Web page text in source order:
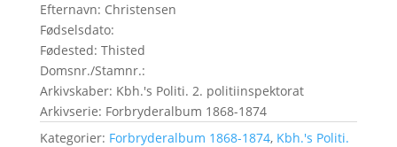
Efternavn: Christensen
Fødselsdato:
Fødested: Thisted
Domsnr./Stamnr.:
Arkivskaber: Kbh.'s Politi. 2. politiinspektorat
Arkivserie: Forbryderalbum 1868-1874
Kategorier: Forbryderalbum 1868-1874, Kbh.'s Politi.